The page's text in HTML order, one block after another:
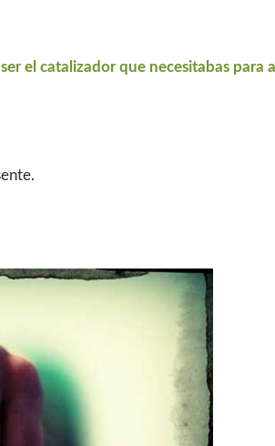
el catalizador que necesitabas para